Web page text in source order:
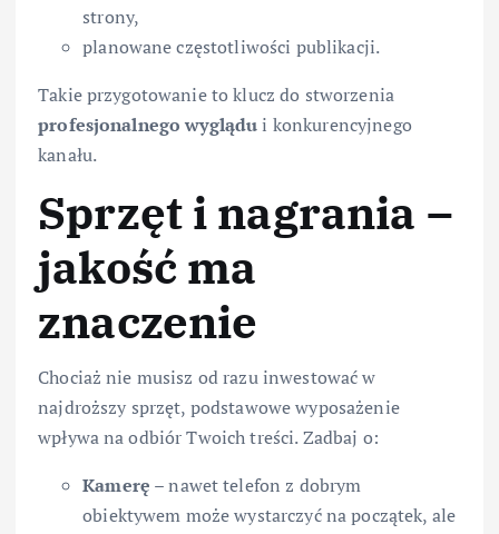
strony,
planowane częstotliwości publikacji.
Takie przygotowanie to klucz do stworzenia
profesjonalnego wyglądui konkurencyjnego
kanału.
Sprzęt i nagrania –
jakość ma
znaczenie
Chociaż nie musisz od razu inwestować w
najdroższy sprzęt, podstawowe wyposażenie
wpływa na odbiór Twoich treści. Zadbaj o:
Kamerę – nawet telefon z dobrym
obiektywem może wystarczyć na początek, ale